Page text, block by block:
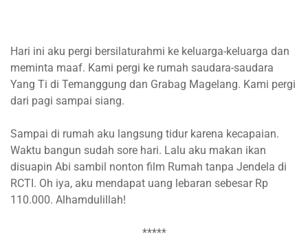
Hari ini aku pergi bersilaturahmi ke keluarga-keluarga dan
meminta maaf. Kami pergi ke rumah saudara-saudara
Yang Ti di Temanggung dan Grabag Magelang. Kami pergi
dari pagi sampai siang.
Sampai di rumah aku langsung tidur karena kecapaian.
Waktu bangun sudah sore hari. Lalu aku makan ikan
disuapin Abi sambil nonton film Rumah tanpa Jendela di
RCTI. Oh iya, aku mendapat uang lebaran sebesar Rp
110.000. Alhamdulillah!
*****